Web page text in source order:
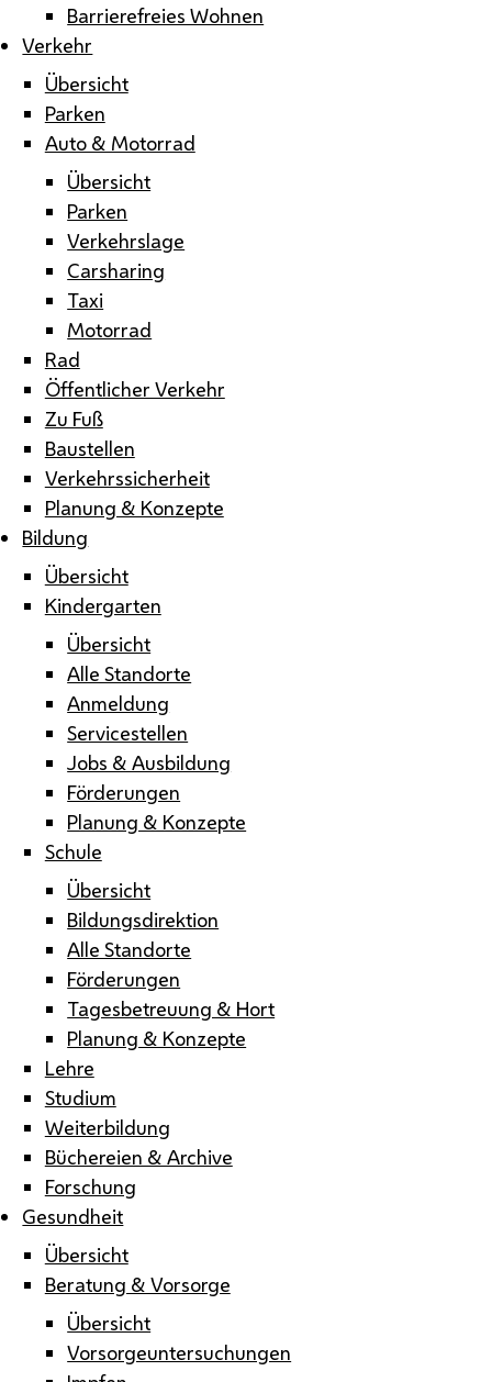
Barrierefreies Wohnen
Verkehr
Übersicht
Parken
Auto & Motorrad
Übersicht
Parken
Verkehrslage
Carsharing
Taxi
Motorrad
Rad
Öffentlicher Verkehr
Zu Fuß
Baustellen
Verkehrssicherheit
Planung & Konzepte
Bildung
Übersicht
Kindergarten
Übersicht
Alle Standorte
Anmeldung
Servicestellen
Jobs & Ausbildung
Förderungen
Planung & Konzepte
Schule
Übersicht
Bildungsdirektion
Alle Standorte
Förderungen
Tagesbetreuung & Hort
Planung & Konzepte
Lehre
Studium
Weiterbildung
Büchereien & Archive
Forschung
Gesundheit
Übersicht
Beratung & Vorsorge
Übersicht
Vorsorgeuntersuchungen